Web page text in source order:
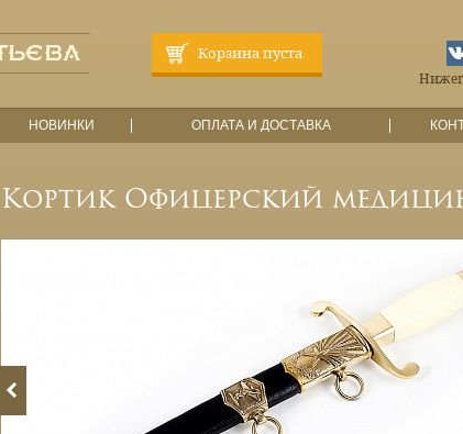
Корзина пуста
НОВИНКИ ОПЛАТА И ДОСТАВКА
Кортик Офицерский